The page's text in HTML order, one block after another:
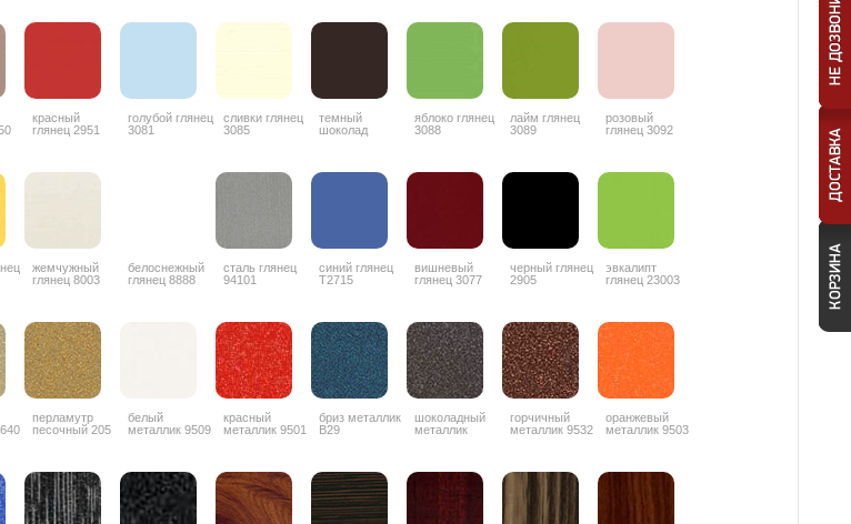
красный
глянец 2951
голубой глянец
3081
сливки глянец
3085
темный
шоколад
яблоко глянец
3088
лайм глянец
3089
розовый
глянец 3092
жемчужный
глянец 8003
белоснежный
глянец 8888
сталь глянец
94101
синий глянец
T2715
вишневый
глянец 3077
черный глянец
2905
эвкалипт
глянец 23003
перламутр
песочный 205
белый
металлик 9509
красный
металлик 9501
бриз металлик
B29
шоколадный
металлик
горчичный
металлик 9532
оранжевый
металлик 9503